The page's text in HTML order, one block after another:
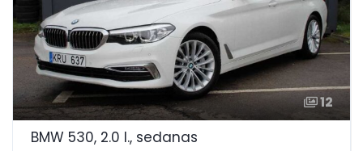
12
BMW 530, 2.0 l., sedanas